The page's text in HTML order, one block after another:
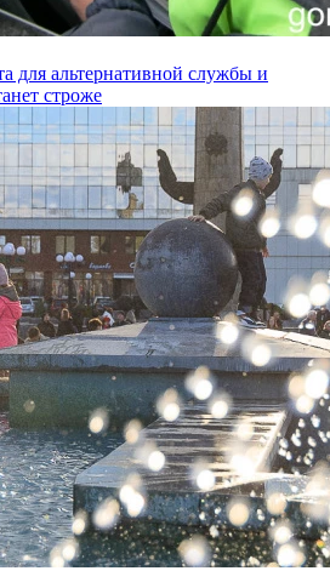
для альтернативной службы и
строже